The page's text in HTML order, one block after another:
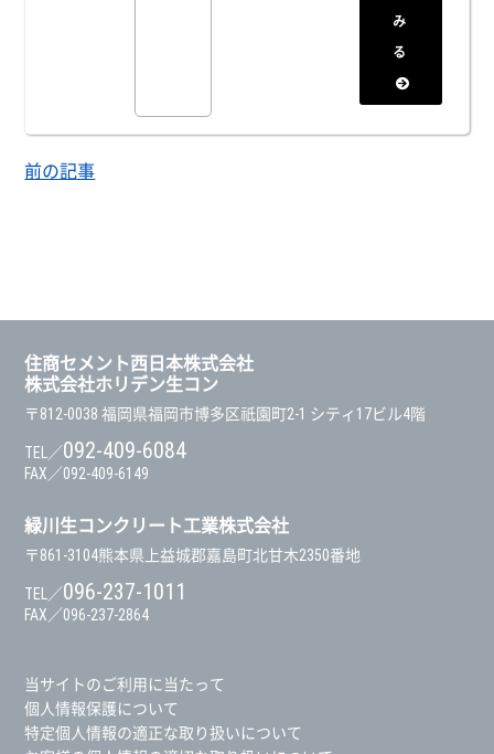
み
る
前の記事
住商セメント西日本株式会社
株式会社ホリデン生コン
〒812-0038福岡県福岡市博多区祇園町2-1 シティ17ビル4階
TEL／092-409-6084
FAX／092-409-6149
緑川生コンクリート工業株式会社
〒861-3104熊本県上益城郡嘉島町北甘木2350番地
TEL／096-237-1011
FAX／096-237-2864
当サイトのご利用に当たって
個人情報保護について
特定個人情報の適正な取り扱いについて